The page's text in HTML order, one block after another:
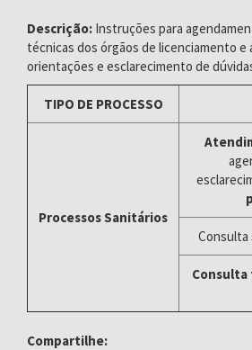
Descrição: Instruções para
técnicas dos órgãos de licenciamento
orientações e esclarecimento de
TIPO DE PROCESSO
Processos Sanitários
Consulta
Consulta
Compartilhe: